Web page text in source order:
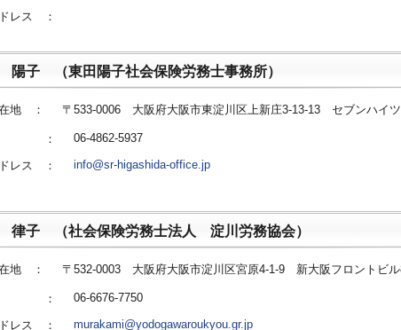
レス ：
子 （東田陽子社会保険労務士事務所）
地 ： 〒533-0006 大阪府大阪市東淀川区上新庄3-13-13 セブンハイ
号 ： 06-4862-5937
レス ： info@sr-higashida-office.jp
律子 （社会保険労務士法人 淀川労務協会）
地 ： 〒532-0003 大阪府大阪市淀川区宮原4-1-9 新大阪フロントビ
号 ： 06-6676-7750
レス ： murakami@yodogawaroukyou.gr.jp